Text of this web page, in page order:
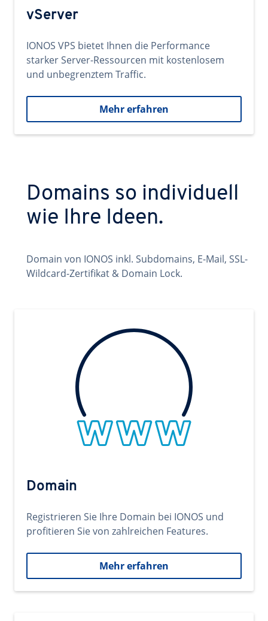
vServer
IONOS VPS bietet Ihnen die Performance
starker Server-Ressourcen mit kostenlosem
und unbegrenztem Traffic.
Mehr erfahren
Domains so individuell
wie Ihre Ideen.
Domain von IONOS inkl. Subdomains, E-Mail, SSL-
Wildcard-Zertifikat & Domain Lock.
Domain
Registrieren Sie Ihre Domain bei IONOS und
profitieren Sie von zahlreichen Features.
Mehr erfahren